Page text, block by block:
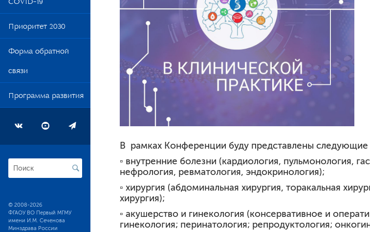
COVID-19
Приоритет 2030
Форма обратной
связи
Программа развития
© 2008-2026
ФГАОУ ВО Первый МГМУ
имени И.М. Сеченова
Минздрава России
В рамках Конференции буду представлены
▫️ внутренние болезни (кардиология, пульмонология,
нефрология, ревматология, эндокринология);
▫️ хирургия (абдоминальная хирургия, торакальная
хирургия);
▫️ акушерство и гинекология (консервативное и
гинекология; перинатология; репродуктология;